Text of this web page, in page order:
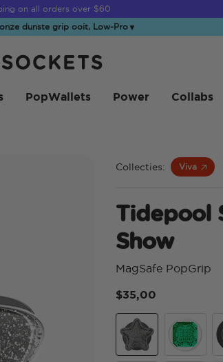
Sale is on 🚨 Up to 60% off
dunste grip ooit, Low-Pro▼
PopWallets Power Collabs
Collecties: Viva
Tidepool
Show
MagSafe PopGrip
$35,00